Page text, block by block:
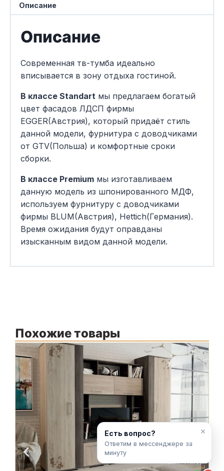
Описание
Описание
Современная тв-тумба идеально
вписывается в зону отдыха гостиной.
В классе Standart мы предлагаем богатый
цвет фасадов ЛДСП фирмы
EGGER(Австрия), который придаёт стиль
данной модели, фурнитура с доводчиками
от GTV(Польша) и комфортные сроки
сборки.
В классе Premium мы изготавливаем
данную модель из шпонированного МДФ,
используем фурнитуру с доводчиками
фирмы BLUM(Австрия), Hettich(Германия).
Время ожидания будут оправданы
изысканным видом данной модели.
Похожие товары
Есть вопрос?
Ответим в мессенджере за
минуту
×